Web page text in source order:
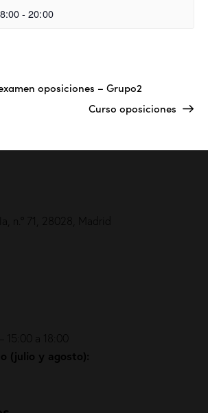
- 20:00
oposiciones – Grupo2
Curso oposiciones
n.º 71, 28028, Madrid
15:00 a 18:00
(julio y agosto):